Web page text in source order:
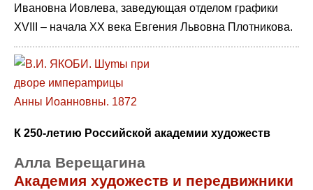
Ивановна Иовлева, заведующая отделом графики
XVIII – начала XX века Евгения Львовна Плотникова.
К 250-летию Российской академии художеств
Алла Верещагина
Академия художеств и передвижники